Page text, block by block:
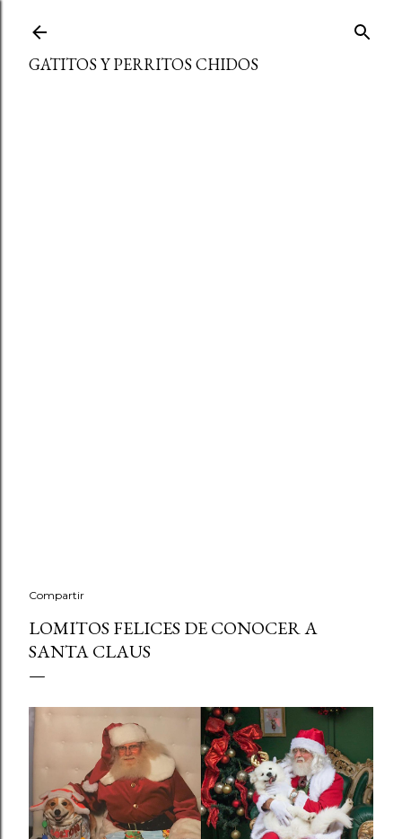
GATITOS Y PERRITOS CHIDOS
Compartir
LOMITOS FELICES DE CONOCER A
SANTA CLAUS